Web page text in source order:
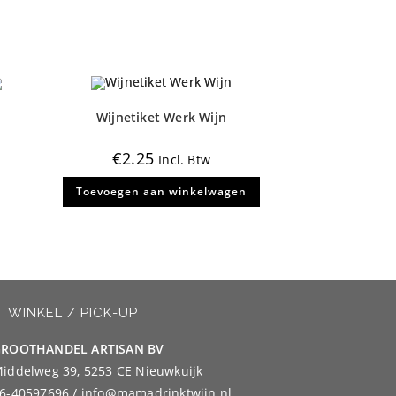
Wijnetiket Werk Wijn
€2.25 Incl. Btw
Toevoegen aan winkelwagen
WINKEL / PICK-UP
ARTISAN BV
39, 5253 CE Nieuwkuijk
40597696 / info@mamadrinktwijn.nl